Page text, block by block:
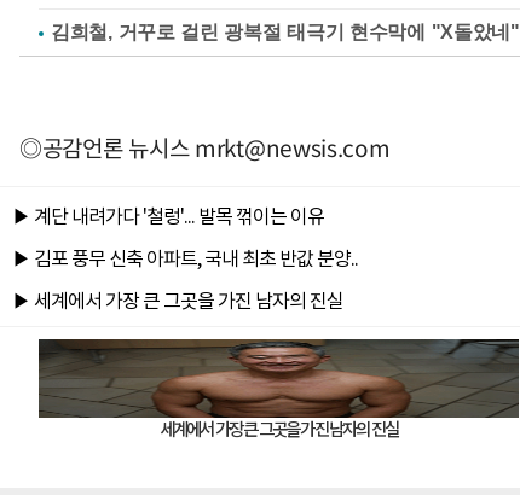
김희철, 거꾸로 걸린 광복절 태극기 현수막에 "X돌았네"
◎공감언론 뉴시스mrkt@newsis.com